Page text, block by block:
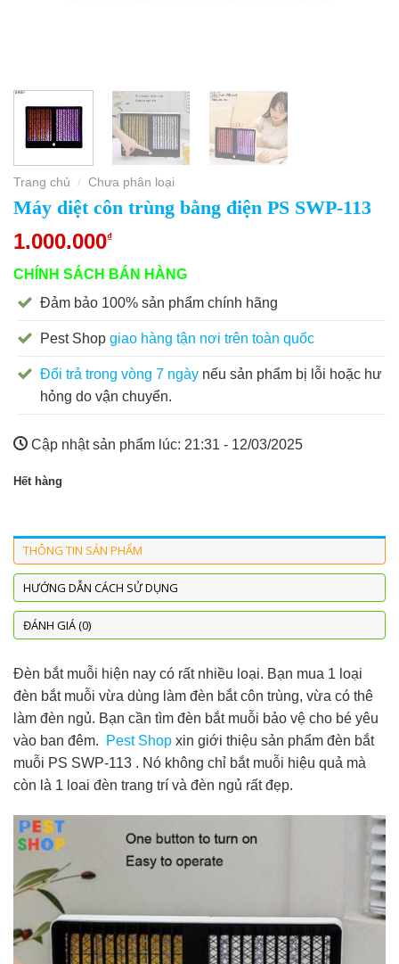
Trang chủ / Chưa phân loại
Máy diệt côn trùng bằng điện PS SWP-113
1.000.000₫
CHÍNH SÁCH BÁN HÀNG
Đảm bảo 100% sản phẩm chính hãng
Pest Shop giao hàng tận nơi trên toàn quốc
Đổi trả trong vòng 7 ngày nếu sản phẩm bị lỗi hoặc hư
hỏng do vận chuyển.
Cập nhật sản phẩm lúc: 21:31 - 12/03/2025
Hết hàng
THÔNG TIN SẢN PHẨM
HƯỚNG DẪN CÁCH SỬ DỤNG
ĐÁNH GIÁ (0)
Đèn bắt muỗi hiện nay có rất nhiều loại. Bạn mua 1 loại
đèn bắt muỗi vừa dùng làm đèn bắt côn trùng, vừa có thê
làm đèn ngủ. Bạn cần tìm đèn bắt muỗi bảo vệ cho bé yêu
vào ban đêm.
Pest Shop xin giới thiệu sản phẩm đèn bắt
muỗi PS SWP-113 . Nó không chỉ bắt muỗi hiệu quả mà
còn là 1 loai đèn trang trí và đèn ngủ rất đẹp.